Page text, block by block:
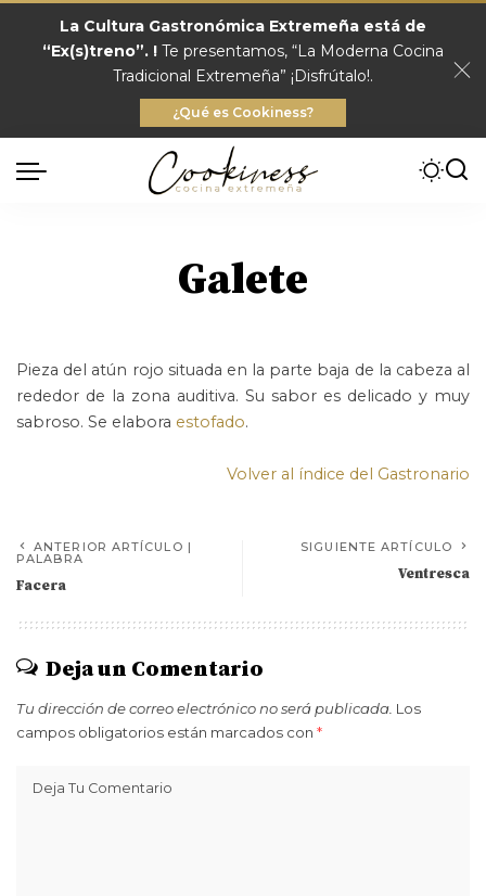
La Cultura Gastronómica Extremeña está de
“Ex(s)treno”. ! Te presentamos, “La Moderna Cocina
Tradicional Extremeña” ¡Disfrútalo!.
¿Qué es Cookiness?
Galete
Pieza del atún rojo situada en la parte baja de la cabeza al
rededor de la zona auditiva. Su sabor es delicado y muy
sabroso. Se elabora estofado.
Volver al índice del Gastronario
ANTERIOR ARTÍCULO |
PALABRA
Facera
SIGUIENTE ARTÍCULO
Ventresca
Deja un Comentario
Tu dirección de correo electrónico no será publicada. Los
campos obligatorios están marcados con *